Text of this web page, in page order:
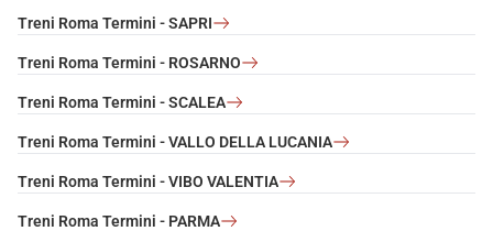
Treni Roma Termini - SAPRI
Treni Roma Termini - ROSARNO
Treni Roma Termini - SCALEA
Treni Roma Termini - VALLO DELLA LUCANIA
Treni Roma Termini - VIBO VALENTIA
Treni Roma Termini - PARMA